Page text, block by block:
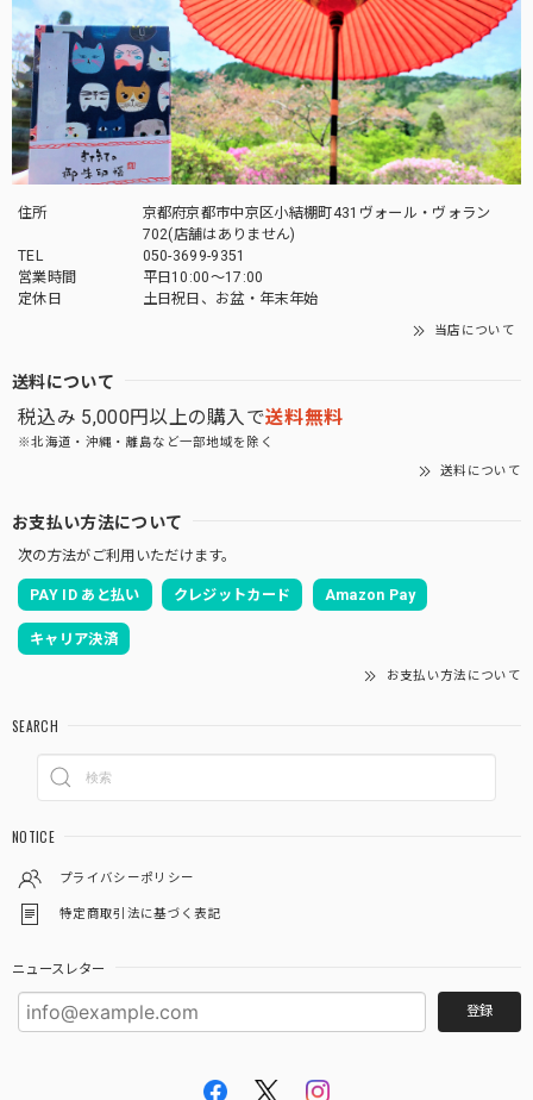
住所
京都府京都市中京区小結棚町431ヴォール・ヴォラン
702(店舗はありません)
TEL
050-3699-9351
営業時間
平日10:00～17:00
定休日
土日祝日、お盆・年末年始
当店について
送料について
税込み 5,000円以上の購入で送料無料
※北海道・沖縄・離島など一部地域を除く
送料について
お支払い方法について
次の方法がご利用いただけます。
PAY ID あと払い クレジットカード Amazon Pay
キャリア決済
お支払い方法について
SEARCH
NOTICE
プライバシーポリシー
特定商取引法に基づく表記
ニュースレター
登録